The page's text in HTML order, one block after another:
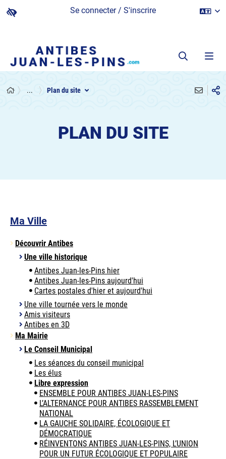
Se connecter / S'inscrire
... Plan du site
PLAN DU SITE
Ma Ville
Découvrir Antibes
Une ville historique
Antibes Juan-les-Pins hier
Antibes Juan-les-Pins aujourd'hui
Cartes postales d'hier et aujourd'hui
Une ville tournée vers le monde
Amis visiteurs
Antibes en 3D
Ma Mairie
Le Conseil Municipal
Les séances du conseil municipal
Les élus
Libre expression
ENSEMBLE POUR ANTIBES JUAN-LES-PINS
L’ALTERNANCE POUR ANTIBES RASSEMBLEMENT
NATIONAL
LA GAUCHE SOLIDAIRE, ÉCOLOGIQUE ET
DÉMOCRATIQUE
RÉINVENTONS ANTIBES JUAN-LES-PINS, L’UNION
POUR UN FUTUR ÉCOLOGIQUE ET POPULAIRE